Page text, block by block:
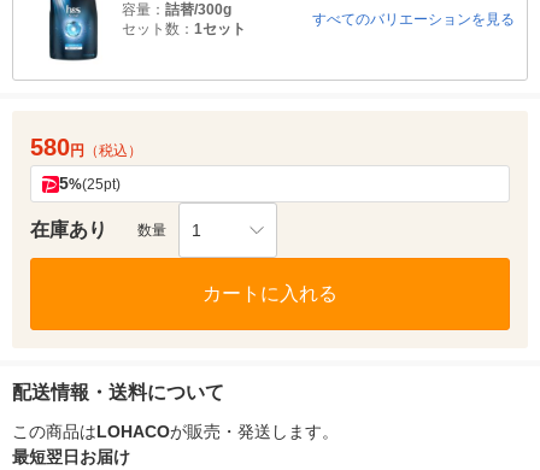
容量： 詰替/300g
セット数： 1セット
すべてのバリエーションを見る
580円 （税込）
5%(25pt)
在庫あり 数量 1
カートに入れる
配送情報・送料について
この商品はLOHACOが販売・発送します。
最短翌日お届け